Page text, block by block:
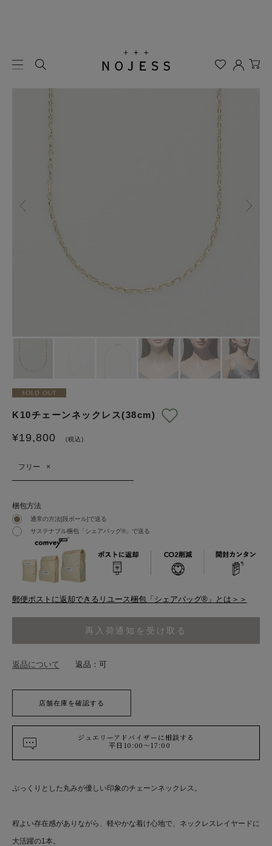
SOLD OUT
K10チェーンネックレス(38cm)
¥19,800 (税込)
フリー ×
梱包方法
通常の方法[段ボール]で送る
サステナブル梱包「シェアバッグ®︎」で送る
郵便ポストに返却できるリユース梱包「シェアバッグ®︎」とは＞＞
再入荷通知を受け取る
返品について 返品：可
店舗在庫を確認する
ジュエリーアドバイザーに相談する
平日10:00～17:00
ぷっくりとした丸みが優しい印象のチェーンネックレス。
程よい存在感がありながら、軽やかな着け心地で、ネックレスレイヤードに
大活躍の1本。